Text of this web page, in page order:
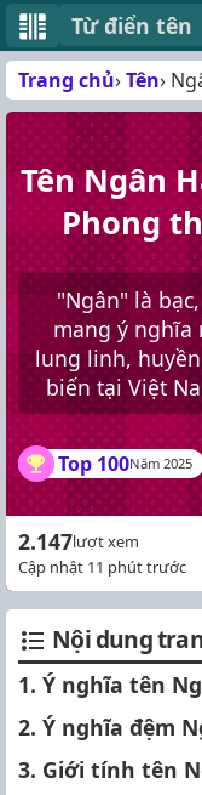
Từ điển tên
Trang chủ Tên
Tên Ngân
Phong
"Ngân" là
mang ý nghĩa
lung linh,
biến tại Việt
Top 100Năm 2025
2.147lượt xem
Cập nhật 11 phút trước
Nội dung
1. Ý nghĩa tên
2. Ý nghĩa đệm
3. Giới tính tên